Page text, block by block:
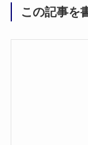
この記事を